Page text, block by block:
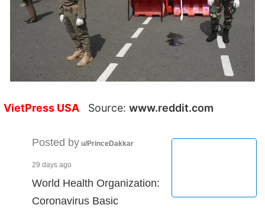
VietPress USA Source: www.reddit.com
Posted by u/PrinceDakkar
29 days ago
World Health Organization:
Coronavirus Basic